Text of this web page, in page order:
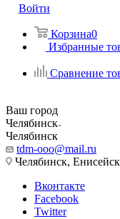
Войти
Корзина0
Избранные
Сравнение
Ваш город
Челябинск
Челябинск
tdm-ooo@mail.ru
Челябинск,
Вконтакте
Facebook
Twitter